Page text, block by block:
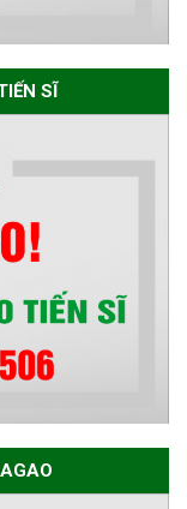
sách thí sinh
tuyển Chương
sĩ chuyên
và phát triển
SĨ